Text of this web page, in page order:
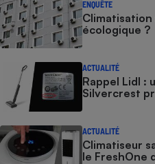
ENQUÊTE
écologique ?
ACTUALITÉ
Rappel Lidl :
Silvercrest
ACTUALITÉ
Climatiseur
le FreshOne